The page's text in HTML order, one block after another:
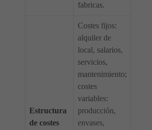
fabricas.
Estructura
de costes
Costes fijos:
alquiler de
local, salarios,
servicios,
mantenimiento;
costes
variables:
producción,
envases,